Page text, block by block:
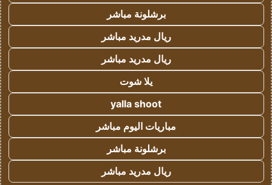
برشلونة مباشر
ريال مدريد مباشر
ريال مدريد مباشر
يلا شوت
yalla shoot
مباريات اليوم مباشر
برشلونة مباشر
ريال مدريد مباشر